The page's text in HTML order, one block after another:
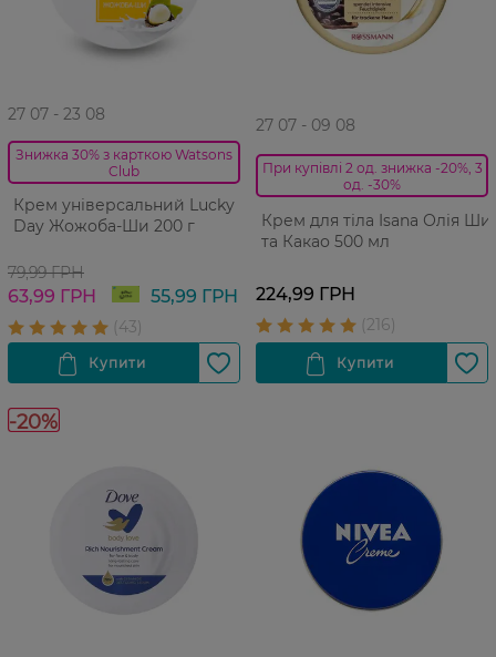
27 07 - 23 08
Знижка 30% з карткою Watsons
Club
Крем універсальний Lucky
Day Жожоба-Ши 200 г
79,99 ГРН
63,99 ГРН 55,99 ГРН
27 07 - 09 08
При купівлі 2 од. знижка -20%, 3
од. -30%
Крем для тіла Isana Олія Ши
та Какао 500 мл
224,99 ГРН
-20%